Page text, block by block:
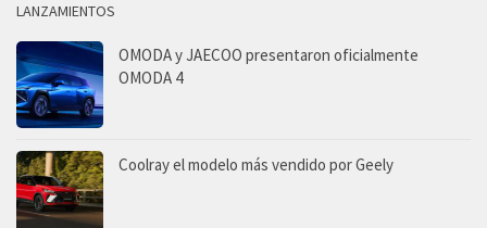
LANZAMIENTOS
OMODA y JAECOO presentaron oficialmente
OMODA 4
Coolray el modelo más vendido por Geely